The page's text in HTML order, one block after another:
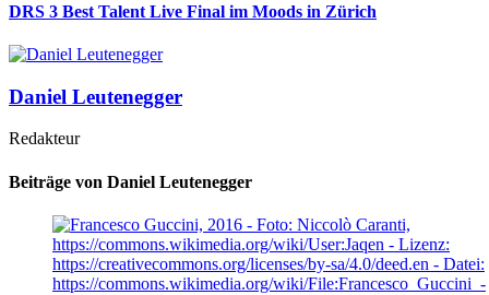
DRS 3 Best Talent Live Final im Moods in Zürich
Daniel Leutenegger
Redakteur
Beiträge von Daniel Leutenegger